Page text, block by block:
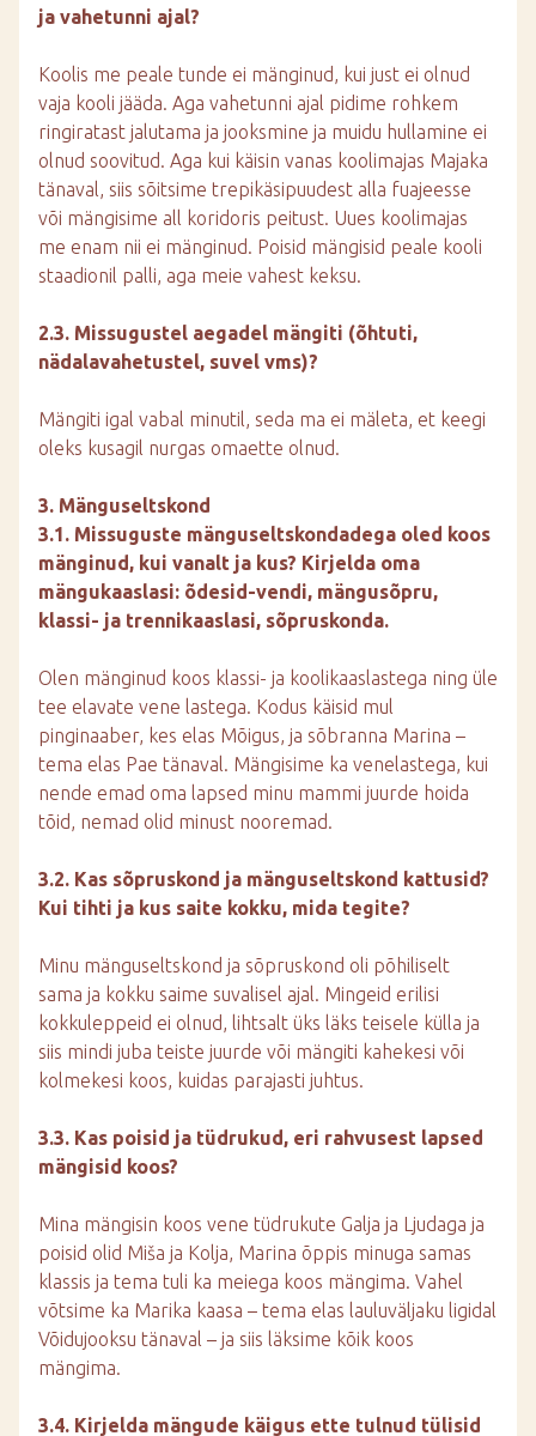
ja vahetunni ajal?
Koolis me peale tunde ei mänginud, kui just ei olnud
vaja kooli jääda. Aga vahetunni ajal pidime rohkem
ringiratast jalutama ja jooksmine ja muidu hullamine ei
olnud soovitud. Aga kui käisin vanas koolimajas Majaka
tänaval, siis sõitsime trepikäsipuudest alla fuajeesse
või mängisime all koridoris peitust. Uues koolimajas
me enam nii ei mänginud. Poisid mängisid peale kooli
staadionil palli, aga meie vahest keksu.
2.3. Missugustel aegadel mängiti (õhtuti,
nädalavahetustel, suvel vms)?
Mängiti igal vabal minutil, seda ma ei mäleta, et keegi
oleks kusagil nurgas omaette olnud.
3. Mänguseltskond
3.1. Missuguste mänguseltskondadega oled koos
mänginud, kui vanalt ja kus? Kirjelda oma
mängukaaslasi: õdesid-vendi, mängusõpru,
klassi- ja trennikaaslasi, sõpruskonda.
Olen mänginud koos klassi- ja koolikaaslastega ning üle
tee elavate vene lastega. Kodus käisid mul
pinginaaber, kes elas Mõigus, ja sõbranna Marina –
tema elas Pae tänaval. Mängisime ka venelastega, kui
nende emad oma lapsed minu mammi juurde hoida
tõid, nemad olid minust nooremad.
3.2. Kas sõpruskond ja mänguseltskond kattusid?
Kui tihti ja kus saite kokku, mida tegite?
Minu mänguseltskond ja sõpruskond oli põhiliselt
sama ja kokku saime suvalisel ajal. Mingeid erilisi
kokkuleppeid ei olnud, lihtsalt üks läks teisele külla ja
siis mindi juba teiste juurde või mängiti kahekesi või
kolmekesi koos, kuidas parajasti juhtus.
3.3. Kas poisid ja tüdrukud, eri rahvusest lapsed
mängisid koos?
Mina mängisin koos vene tüdrukute Galja ja Ljudaga ja
poisid olid Miša ja Kolja, Marina õppis minuga samas
klassis ja tema tuli ka meiega koos mängima. Vahel
võtsime ka Marika kaasa – tema elas lauluväljaku ligidal
Võidujooksu tänaval – ja siis läksime kõik koos
mängima.
3.4. Kirjelda mängude käigus ette tulnud tülisid